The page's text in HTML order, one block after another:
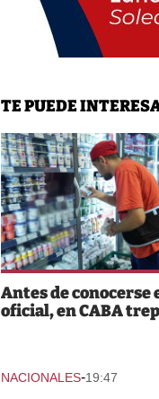
TE PUEDE
Antes de conocerse
oficial, en CABA
NACIONALES-19:47